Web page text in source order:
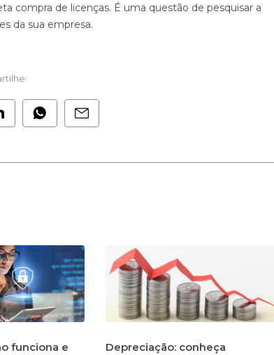
compra de licenças. É uma questão de pesquisar a
da sua empresa.
funciona e
Depreciação: conheça